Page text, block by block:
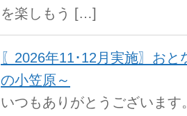
を楽しもう […]
〖2026年11･12月実施〗お
の小笠原～
いつもありがとうございま